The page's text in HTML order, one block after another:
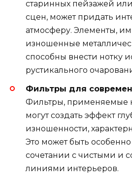
старинных пейзажей
сцен, может придать
атмосферу. Элементы,
изношенные
способны внести нотку
рустикального
Фильтры для
Фильтры, применяемые
могут создать эффект
изношенности,
Это может быть
сочетании с чистыми и
линиями интерьеров.